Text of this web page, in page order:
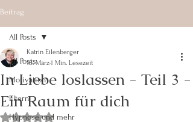
Beitrag
All Posts
Motivation
Eltern
Hypnose und mehr
All Posts
In Liebe loslassen - Teil 3 -
Ein Raum für dich
Katrin Eilenberger
18. März1 Min. Lesezeit
Mit NaN von 5 Sternen bewertet.